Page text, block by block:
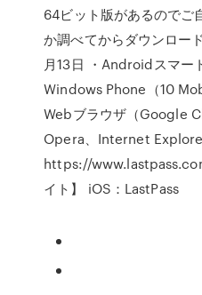
64ビット版があるのでご
か調べてからダウンロー
月13日 ・Androidスマー
Windows Phone（10
Webブラウザ（Google
Opera、Internet
https://
イト】 iOS：LastPass